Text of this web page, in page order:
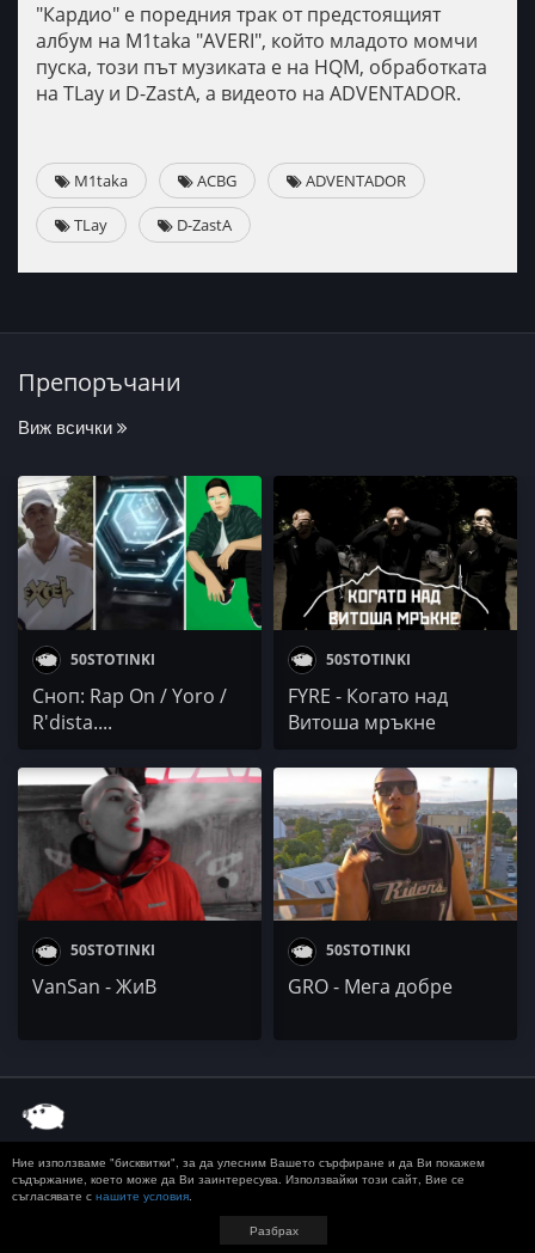
"Кардио" е поредния трак от предстоящият
албум на M1taka "AVERI", който младото момчи
пуска, този път музиката е на HQM, обработката
на TLay и D-ZastA, а видеото на ADVENTADOR.
M1taka ACBG ADVENTADOR
TLay D-ZastA
Препоръчани
Виж всички
50STOTINKI
Сноп: Rap On / Yoro /
R'dista....
50STOTINKI
FYRE - Когато над
Витоша мръкне
50STOTINKI
VanSan - ЖиВ
50STOTINKI
GRO - Мега добре
© 2020 50 STOTINKI КОНТАКТ
ЗА РЕКЛАМА
ДОСТАВКА, ЗАПЛАЩАНЕ И ВРЪЩАНЕ
Ние използваме "бисквитки", за да улесним Вашето сърфиране и да Ви покажем
съдържание, което може да Ви заинтересува. Използвайки този сайт, Вие се
съгласявате с нашите условия.
Разбрах